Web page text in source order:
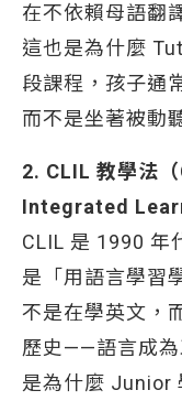
在不依賴母語翻
這也是為什麼
段課程，孩子通
而不是坐著被動
2. CLIL 教學法
Integrated
CLIL 是 1990 年
是「用語言學習
不是在學英文，
歷史——語言成為
是為什麼 Junior